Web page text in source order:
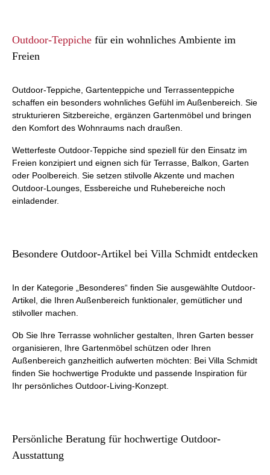
Outdoor-Teppiche für ein wohnliches Ambiente im
Freien
Outdoor-Teppiche, Gartenteppiche und Terrassenteppiche
schaffen ein besonders wohnliches Gefühl im Außenbereich. Sie
strukturieren Sitzbereiche, ergänzen Gartenmöbel und bringen
den Komfort des Wohnraums nach draußen.
Wetterfeste Outdoor-Teppiche sind speziell für den Einsatz im
Freien konzipiert und eignen sich für Terrasse, Balkon, Garten
oder Poolbereich. Sie setzen stilvolle Akzente und machen
Outdoor-Lounges, Essbereiche und Ruhebereiche noch
einladender.
Besondere Outdoor-Artikel bei Villa Schmidt entdecken
In der Kategorie „Besonderes“ finden Sie ausgewählte Outdoor-
Artikel, die Ihren Außenbereich funktionaler, gemütlicher und
stilvoller machen.
Ob Sie Ihre Terrasse wohnlicher gestalten, Ihren Garten besser
organisieren, Ihre Gartenmöbel schützen oder Ihren
Außenbereich ganzheitlich aufwerten möchten: Bei Villa Schmidt
finden Sie hochwertige Produkte und passende Inspiration für
Ihr persönliches Outdoor-Living-Konzept.
Persönliche Beratung für hochwertige Outdoor-
Ausstattung